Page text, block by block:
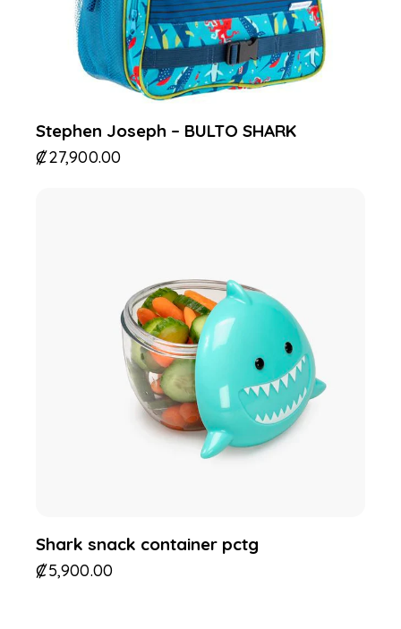
Stephen Joseph – BULTO SHARK
₡27,900.00
Shark snack container pctg
₡5,900.00